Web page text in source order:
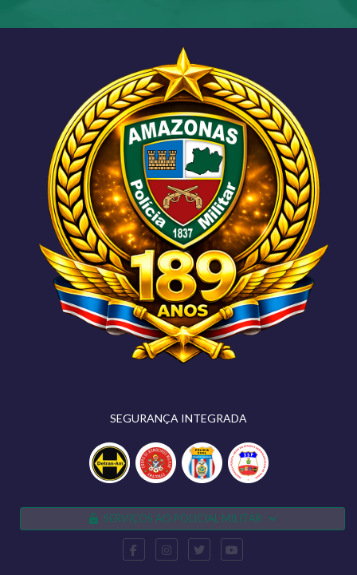
SEGURANÇA INTEGRADA
SERVIÇOS AO POLICIAL MILITAR